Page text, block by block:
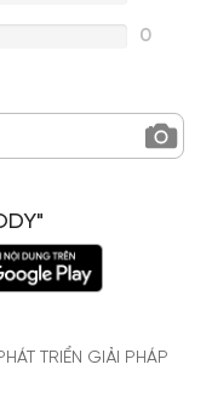
0
TRIỂN GIẢI PHÁP